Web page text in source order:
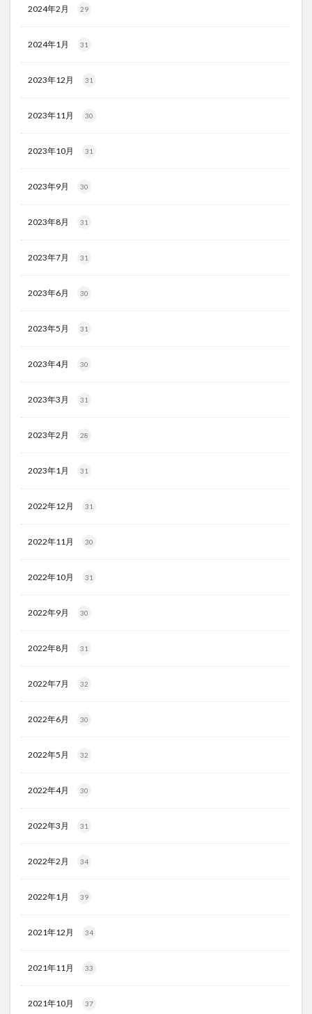
2024年2月 29
2024年1月 31
2023年12月 31
2023年11月 30
2023年10月 31
2023年9月 30
2023年8月 31
2023年7月 31
2023年6月 30
2023年5月 31
2023年4月 30
2023年3月 31
2023年2月 28
2023年1月 31
2022年12月 31
2022年11月 30
2022年10月 31
2022年9月 30
2022年8月 31
2022年7月 32
2022年6月 30
2022年5月 32
2022年4月 30
2022年3月 31
2022年2月 34
2022年1月 39
2021年12月 34
2021年11月 33
2021年10月 37